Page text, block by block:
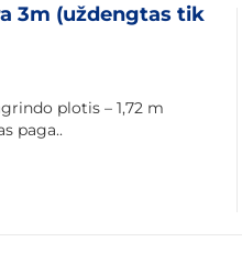
3m (uždengtas tik
plotis – 1,72 m
paga..